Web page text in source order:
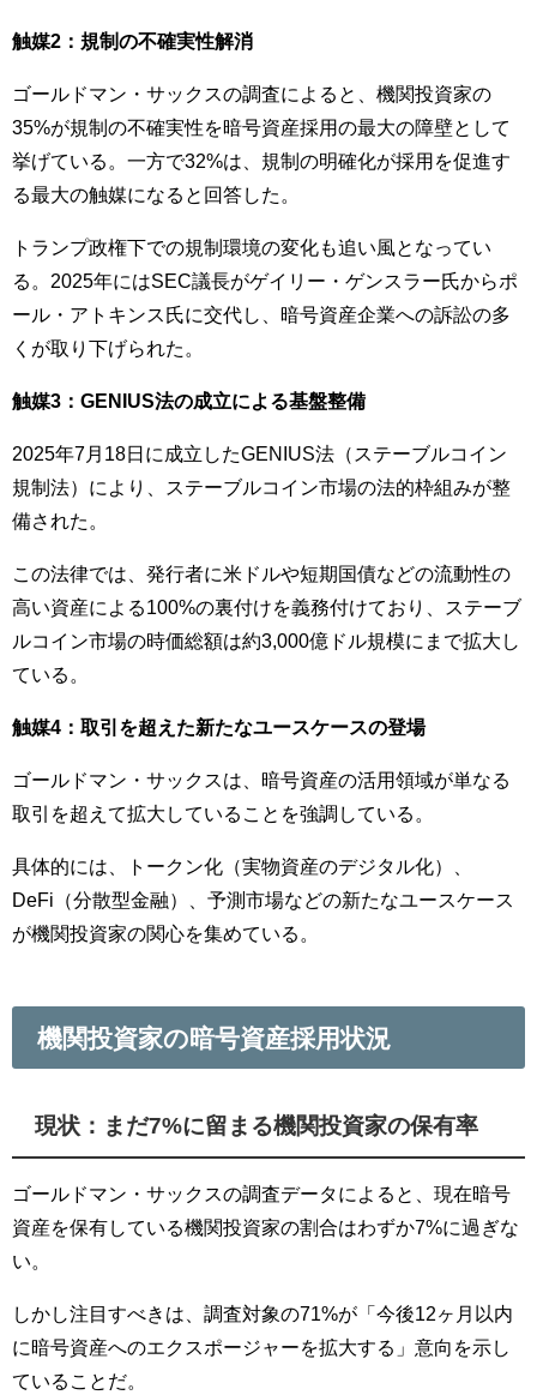
触媒2：規制の不確実性解消
ゴールドマン・サックスの調査によると、機関投資家の
35%が規制の不確実性を暗号資産採用の最大の障壁として
挙げている。一方で32%は、規制の明確化が採用を促進す
る最大の触媒になると回答した。
トランプ政権下での規制環境の変化も追い風となってい
る。2025年にはSEC議長がゲイリー・ゲンスラー氏からポ
ール・アトキンス氏に交代し、暗号資産企業への訴訟の多
くが取り下げられた。
触媒3：GENIUS法の成立による基盤整備
2025年7月18日に成立したGENIUS法（ステーブルコイン
規制法）により、ステーブルコイン市場の法的枠組みが整
備された。
この法律では、発行者に米ドルや短期国債などの流動性の
高い資産による100%の裏付けを義務付けており、ステーブ
ルコイン市場の時価総額は約3,000億ドル規模にまで拡大し
ている。
触媒4：取引を超えた新たなユースケースの登場
ゴールドマン・サックスは、暗号資産の活用領域が単なる
取引を超えて拡大していることを強調している。
具体的には、トークン化（実物資産のデジタル化）、
DeFi（分散型金融）、予測市場などの新たなユースケース
が機関投資家の関心を集めている。
機関投資家の暗号資産採用状況
現状：まだ7%に留まる機関投資家の保有率
ゴールドマン・サックスの調査データによると、現在暗号
資産を保有している機関投資家の割合はわずか7%に過ぎな
い。
しかし注目すべきは、調査対象の71%が「今後12ヶ月以内
に暗号資産へのエクスポージャーを拡大する」意向を示し
ていることだ。